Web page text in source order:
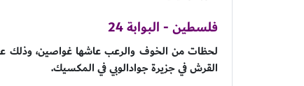
فلسطين - البوابة 24
لحظات من الخوف والرعب عاشها غواصين،
القرش في جزيرة جوادالوبي في المكسيك.